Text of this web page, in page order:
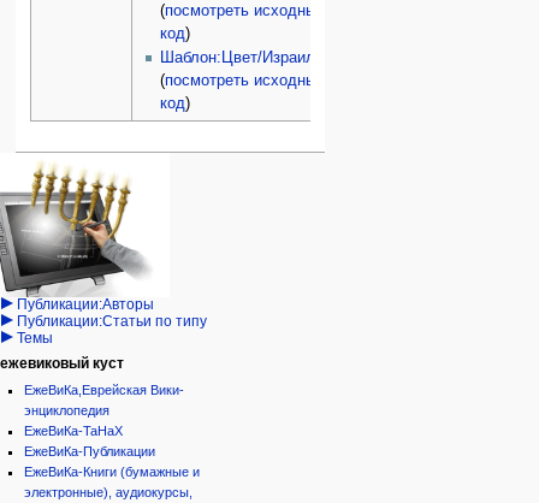
(посмотреть исходный
код)
Шаблон:Цвет/Израиль
(посмотреть исходный
код)
Навигация
персональные инструменты
войти
запрос
учётной
записи
категории
Израиль:Страна и
государство
Иудаизм
Народ
Проекты
Проекты/Участники/
дополнения
Публикации:Авторы
Публикации:Статьи по типу
Темы
ежевиковый куст
ЕжеВиКа,Еврейская Вики-
энциклопедия
ЕжеВиКа-ТаНаХ
ЕжеВиКа-Публикации
ЕжеВиКа-Книги (бумажные и
электронные), аудиокурсы,